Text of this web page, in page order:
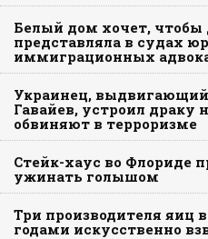
Белый дом хочет, чтобы
представляла в судах
иммиграционных
Украинец,
Гавайев, устроил драку
обвиняют в терроризме
Стейк-хаус во Флориде
ужинать голышом
Три производителя яиц
годами искусственно